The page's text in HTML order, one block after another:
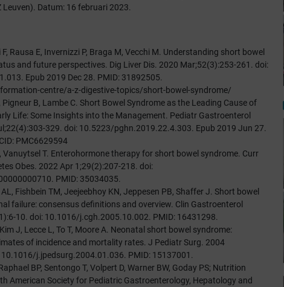
Datum: 16 februari 2023.
Rausa E, Invernizzi P, Braga M, Vecchi M. Understanding short bowel
and future perspectives. Dig Liver Dis. 2020 Mar;52(3):253-261. doi:
Epub 2019 Dec 28. PMID: 31892505.
centre/a-z-digestive-topics/short-bowel-syndrome/
Pigneur B, Lambe C. Short Bowel Syndrome as the Leading Cause of
Life: Some Insights into the Management. Pediatr Gastroenterol
329. doi: 10.5223/pghn.2019.22.4.303. Epub 2019 Jun 27.
PMC6629594
Vanuytsel T. Enterohormone therapy for short bowel syndrome. Curr
Obes. 2022 Apr 1;29(2):207-218. doi:
PMID: 35034035.
Fishbein TM, Jeejeebhoy KN, Jeppesen PB, Shaffer J. Short bowel
failure: consensus definitions and overview. Clin Gastroenterol
10. doi: 10.1016/j.cgh.2005.10.002. PMID: 16431298.
J, Lecce L, To T, Moore A. Neonatal short bowel syndrome:
of incidence and mortality rates. J Pediatr Surg. 2004
j.jpedsurg.2004.01.036. PMID: 15137001.
BP, Sentongo T, Volpert D, Warner BW, Goday PS; Nutrition
American Society for Pediatric Gastroenterology, Hepatology and